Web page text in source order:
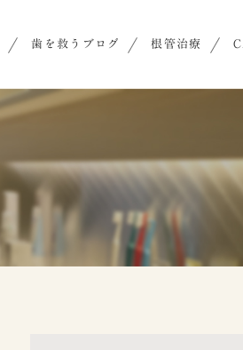
歯を救うブログ 根管治療